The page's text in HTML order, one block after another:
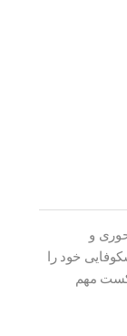
و
خود را
مهم